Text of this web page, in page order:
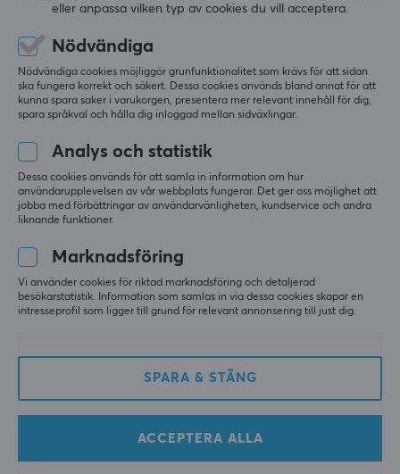
Kundtjänst
Köpvillkor
Ångra köp
MAXGAMING
Cookies
Lediga tjänster
Betalsätt
Dataskyddspolicy
Trygg e-handel
POPULÄRA KATEGORIER
Gamingmöss
Tangentbord
eller anpassa vilken typ av cookies du vill acceptera.
Nödvändiga
Nödvändiga cookies möjliggör grunfunktionalitet som krävs för att sidan
ska fungera korrekt och säkert. Dessa cookies används bland annat för att
kunna spara saker i varukorgen, presentera mer relevant innehåll för dig,
spara språkval och hålla dig inloggad mellan sidväxlingar.
Analys och statistik
Dessa cookies används för att samla in information om hur
användarupplevelsen av vår webbplats fungerar. Det ger oss möjlighet att
jobba med förbättringar av användarvänligheten, kundservice och andra
liknande funktioner.
Marknadsföring
Vi använder cookies för riktad marknadsföring och detaljerad
besökarstatistik. Information som samlas in via dessa cookies skapar en
intresseprofil som ligger till grund för relevant annonsering till just dig.
SPARA & STÄNG
ACCEPTERA ALLA